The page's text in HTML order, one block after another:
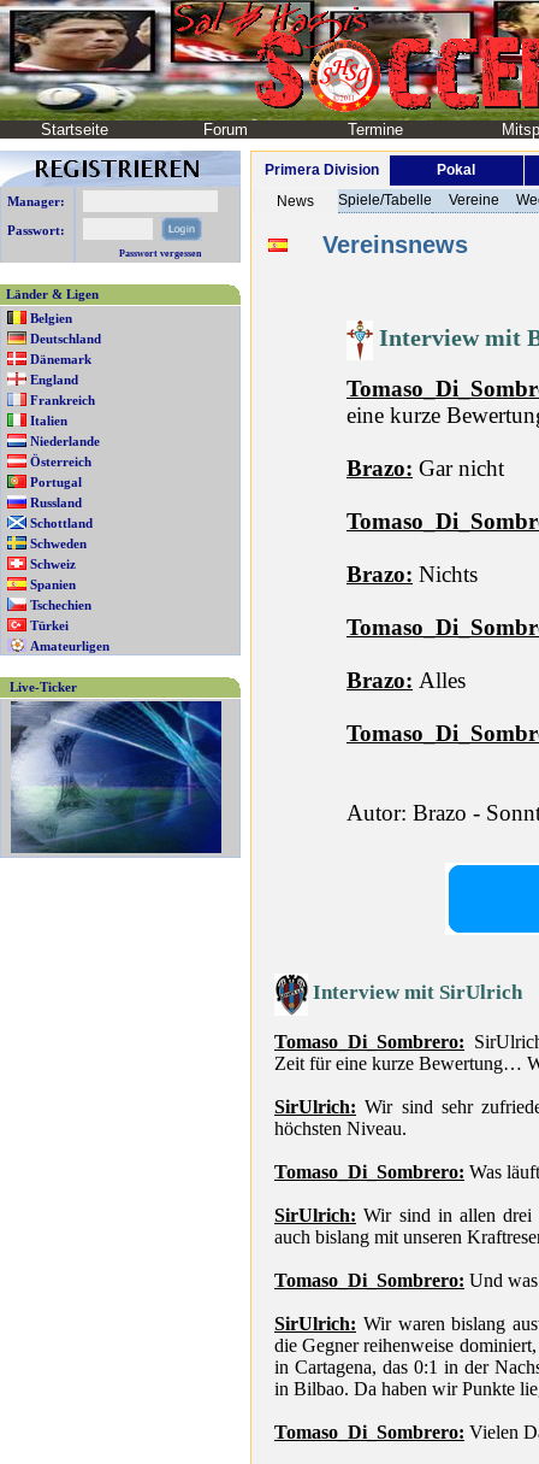
Startseite Forum Termine
Manager:
Passwort:
Passwort vergessen
Länder & Ligen
Belgien
Deutschland
Dänemark
England
Frankreich
Italien
Niederlande
Österreich
Portugal
Russland
Schottland
Schweden
Schweiz
Spanien
Tschechien
Türkei
Amateurligen
Live-Ticker
Primera Division
Pokal
News
Spiele/Tabelle Vereine
Vereinsnews
Interview mit
eine kurze
Brazo: Gar nicht
Brazo: Nichts
Brazo: Alles
Autor: Brazo -
Interview mit SirUlrich
Tomaso_Di_Sombrero:
Zeit für eine kurze Bewertung…
SirUlrich: Wir sind sehr
höchsten Niveau.
Tomaso_Di_Sombrero: Was
SirUlrich: Wir sind in allen drei
auch bislang mit unseren
Tomaso_Di_Sombrero: Und
SirUlrich: Wir waren bislang
die Gegner reihenweise
in Cartagena, das 0:1 in der
in Bilbao. Da haben wir Punkte
Tomaso_Di_Sombrero: Vielen